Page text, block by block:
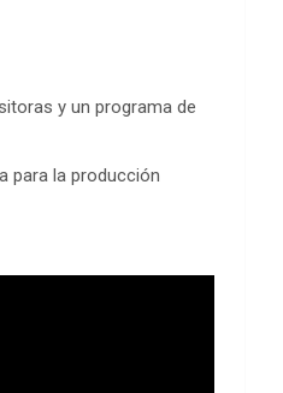
y un programa de
para la producción